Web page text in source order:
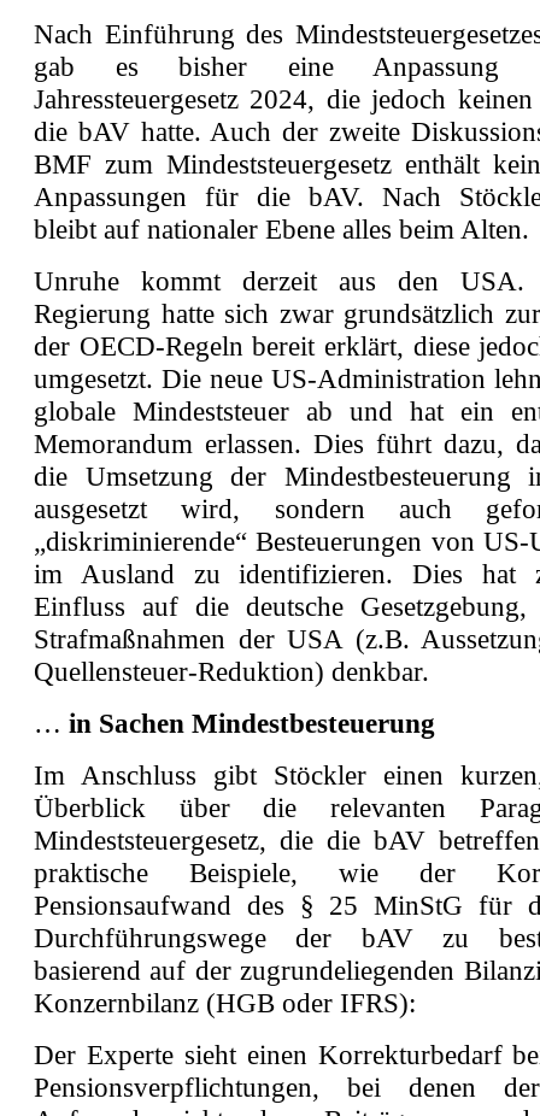
Nach Einführung des
gab es bisher eine Anpassung
Jahressteuergesetz 2024, die jedoch
die bAV hatte. Auch der zweite
BMF zum Mindeststeuergesetz enthält
Anpassungen für die bAV. Nach
bleibt auf nationaler Ebene alles beim Alten.
Unruhe kommt derzeit aus den
Regierung hatte sich zwar grundsätzlich
der OECD-Regeln bereit erklärt, diese
umgesetzt. Die neue US-Administration
globale Mindeststeuer ab und hat ein
Memorandum erlassen. Dies führt dazu,
die Umsetzung der
ausgesetzt wird, sondern auch
„diskriminierende“ Besteuerungen von US-
im Ausland zu identifizieren. Dies hat
Einfluss auf die deutsche
Strafmaßnahmen der USA (z.B.
Quellensteuer-Reduktion) denkbar.
… in Sachen Mindestbesteuerung
Im Anschluss gibt Stöckler einen
Überblick über die relevanten
Mindeststeuergesetz, die die bAV
praktische Beispiele, wie der
Pensionsaufwand des § 25 MinStG für
Durchführungswege der bAV zu
basierend auf der zugrundeliegenden
Konzernbilanz (HGB oder IFRS):
Der Experte sieht einen Korrekturbedarf
Pensionsverpflichtungen, bei denen